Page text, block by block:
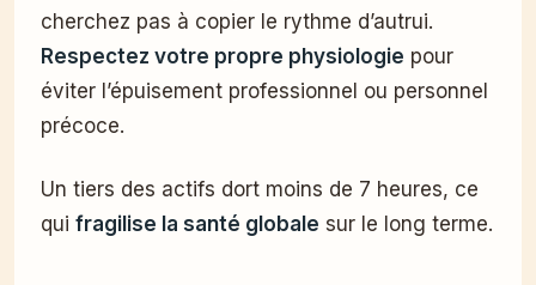
cherchez pas à copier le rythme d’autrui.
Respectez votre propre physiologie pour
éviter l’épuisement professionnel ou personnel
précoce.
Un tiers des actifs dort moins de 7 heures, ce
qui fragilise la santé globale sur le long terme.